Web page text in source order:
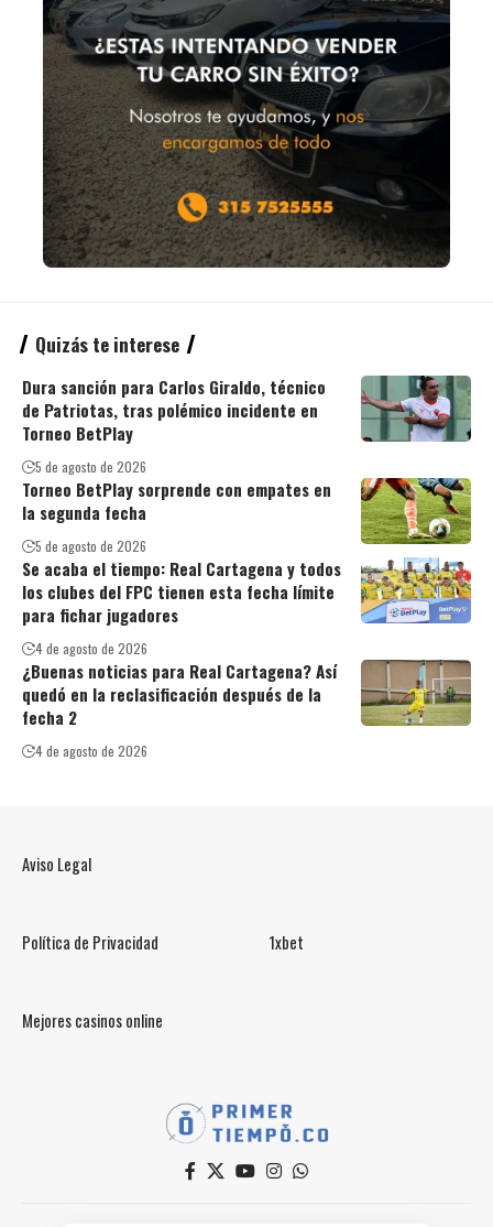
Quizás te interese
Dura sanción para Carlos Giraldo, técnico
de Patriotas, tras polémico incidente en
Torneo BetPlay
5 de agosto de 2026
Torneo BetPlay sorprende con empates en
la segunda fecha
5 de agosto de 2026
Se acaba el tiempo: Real Cartagena y todos
los clubes del FPC tienen esta fecha límite
para fichar jugadores
4 de agosto de 2026
¿Buenas noticias para Real Cartagena? Así
quedó en la reclasificación después de la
fecha 2
4 de agosto de 2026
Aviso Legal
Política de Privacidad 1xbet
Mejores casinos online